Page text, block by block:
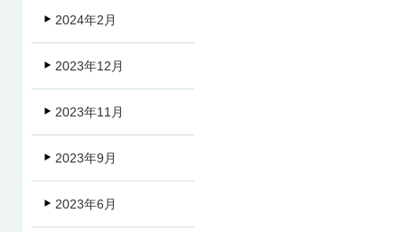
2024年2月
2023年12月
2023年11月
2023年9月
2023年6月